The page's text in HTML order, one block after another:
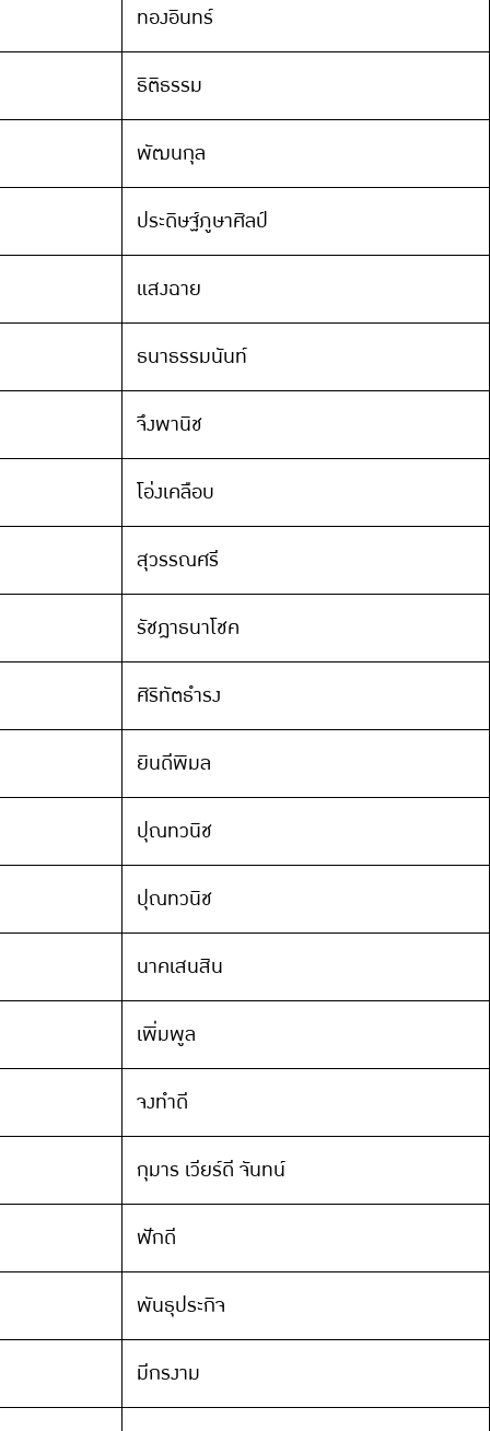
ทองอินทร์
ธิติธรรม
พัฒนกุล
ประดิษฐ์ภูษาศิลป์
แสงฉาย
ธนาธรรมนันท์
จึงพานิช
โอ่งเคลือบ
สุวรรณศรี
รัชฎาธนาโชค
ศิริทัตธำรง
ยินดีพิมล
ปุณทวนิช
ปุณทวนิช
นาคเสนสิน
เพิ่มพูล
จงทำดี
กุมาร เวียร์ดี จันทน์
ฟักดี
พันธุประกิจ
มีกรงาม